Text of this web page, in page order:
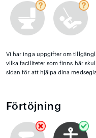
Vi har inga uppgifter om
vilka faciliteter som finns här
sidan för att hjälpa dina
Förtöjning